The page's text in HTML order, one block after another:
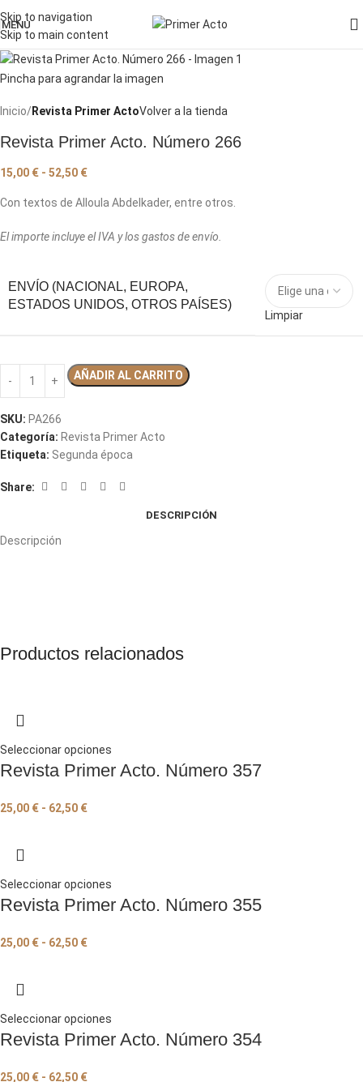
Skip to navigation
Skip to main content
MENU
Pincha para agrandar la imagen
Inicio Revista Primer ActoVolver a la tienda
Revista Primer Acto. Número 266
15,00 € - 52,50 €
Con textos de Alloula Abdelkader, entre otros.
El importe incluye el IVA y los gastos de envío.
ENVÍO (NACIONAL, EUROPA,
ESTADOS UNIDOS, OTROS PAÍSES)
Limpiar
AÑADIR AL CARRITO
SKU: PA266
Categoría: Revista Primer Acto
Etiqueta: Segunda época
Share:
DESCRIPCIÓN
Descripción
Productos relacionados
Seleccionar opciones
Revista Primer Acto. Número 357
25,00 € - 62,50 €
Seleccionar opciones
Revista Primer Acto. Número 355
25,00 € - 62,50 €
Seleccionar opciones
Revista Primer Acto. Número 354
25,00 € - 62,50 €